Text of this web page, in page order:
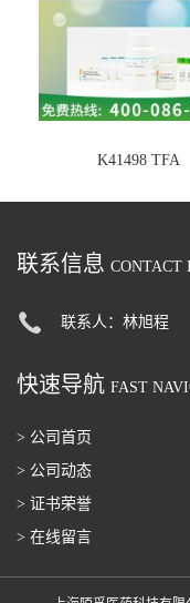
K41498 TFA
联系信息 CONTACT
联系人：林旭程
快速导航 FAST
> 公司首页
> 公司动态
> 证书荣誉
> 在线留言